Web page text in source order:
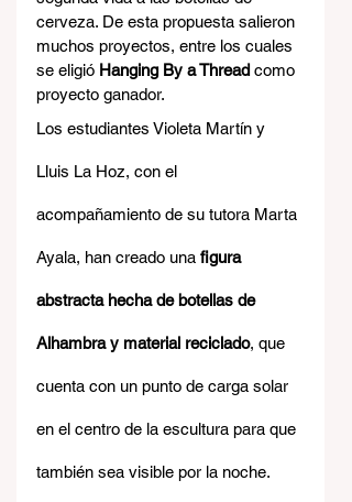
cerveza. De esta propuesta salieron
muchos proyectos, entre los cuales
se eligió Hanging By a Thread como
proyecto ganador.
Los estudiantes Violeta Martín y
Lluis La Hoz, con el
acompañamiento de su tutora Marta
Ayala, han creado una figura
abstracta hecha de botellas de
Alhambra y material reciclado, que
cuenta con un punto de carga solar
en el centro de la escultura para que
también sea visible por la noche.